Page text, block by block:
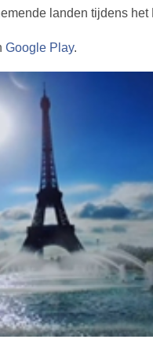
landen tijdens het
Google Play.